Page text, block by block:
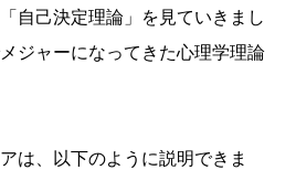
自己決定理論」を見ていきまし
ジャーになってきた心理学理論
は、以下のように説明できま